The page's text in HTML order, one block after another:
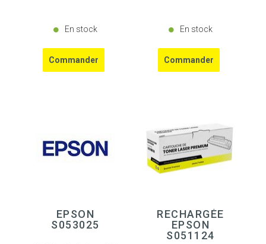
En stock En stock
EPSON
S053025
RECHARGÉE
EPSON
S051124